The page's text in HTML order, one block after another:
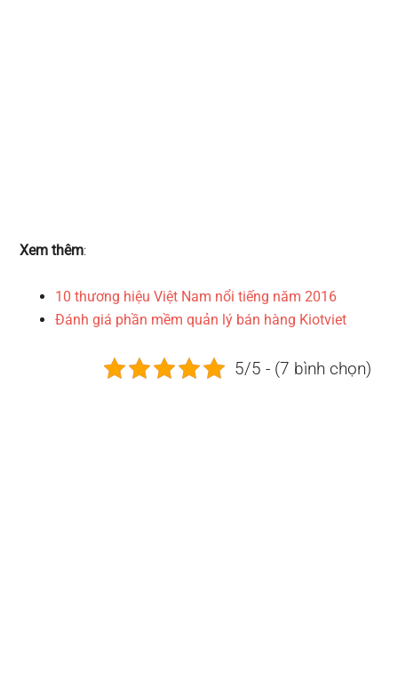
Xem thêm:
10 thương hiệu Việt Nam nổi tiếng năm 2016
Đánh giá phần mềm quản lý bán hàng Kiotviet
5/5 - (7 bình chọn)